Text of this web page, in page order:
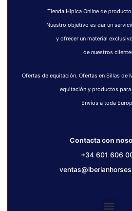
Tienda Hípica Online de
Nuestro objetivo es dar un
y ofrecer un material
de nuestros
Ofertas de equitación. Ofertas en Sillas de
equitación y productos
Envíos a toda
Contacta con
+34 601 606